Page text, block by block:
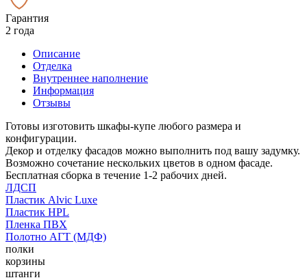
Гарантия
2 года
Описание
Отделка
Внутреннее наполнение
Информация
Отзывы
Готовы изготовить шкафы-купе любого размера и
конфигурации.
Декор и отделку фасадов можно выполнить под вашу задумку.
Возможно сочетание нескольких цветов в одном фасаде.
Бесплатная сборка в течение 1-2 рабочих дней.
ЛДСП
Пластик Alvic Luxe
Пластик HPL
Пленка ПВХ
Полотно АГТ (МДФ)
полки
корзины
штанги